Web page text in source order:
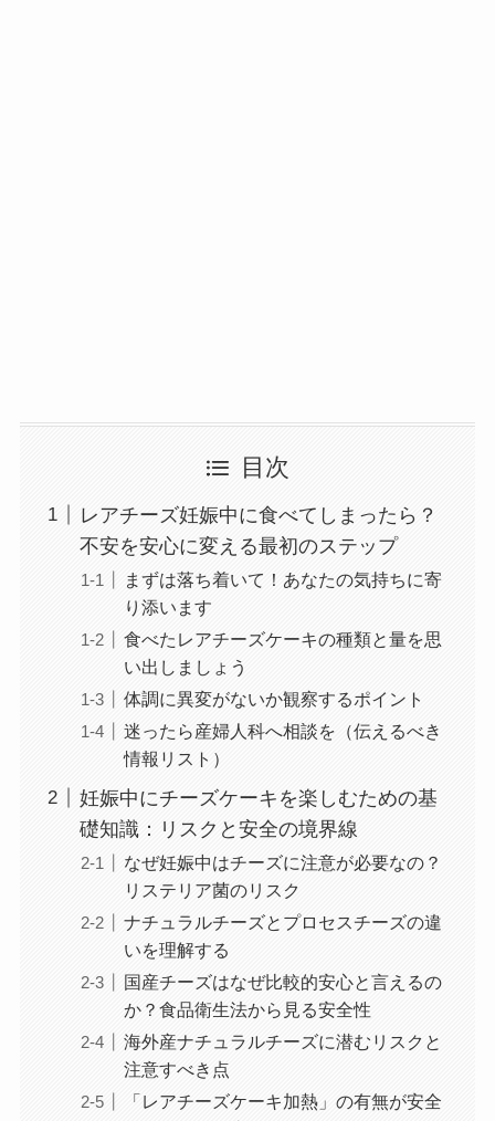
目次
レアチーズ妊娠中に食べてしまったら？
不安を安心に変える最初のステップ
まずは落ち着いて！あなたの気持ちに寄
り添います
食べたレアチーズケーキの種類と量を思
い出しましょう
体調に異変がないか観察するポイント
迷ったら産婦人科へ相談を（伝えるべき
情報リスト）
妊娠中にチーズケーキを楽しむための基
礎知識：リスクと安全の境界線
なぜ妊娠中はチーズに注意が必要なの？
リステリア菌のリスク
ナチュラルチーズとプロセスチーズの違
いを理解する
国産チーズはなぜ比較的安心と言えるの
か？食品衛生法から見る安全性
海外産ナチュラルチーズに潜むリスクと
注意すべき点
「レアチーズケーキ加熱」の有無が安全